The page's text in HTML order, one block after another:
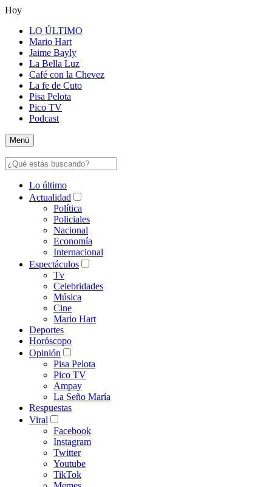
Hoy
LO ÚLTIMO
Mario Hart
Jaime Bayly
La Bella Luz
Café con la Chevez
La fe de Cuto
Pisa Pelota
Pico TV
Podcast
Menú
Lo último
Actualidad
Política
Policiales
Nacional
Economía
Internacional
Espectáculos
Tv
Celebridades
Música
Cine
Mario Hart
Deportes
Horóscopo
Opinión
Pisa Pelota
Pico TV
Ampay
La Seño María
Respuestas
Viral
Facebook
Instagram
Twitter
Youtube
TikTok